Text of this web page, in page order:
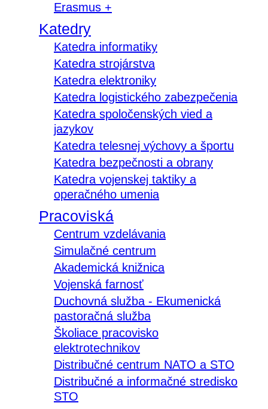
Erasmus +
Katedry
Katedra informatiky
Katedra strojárstva
Katedra elektroniky
Katedra logistického zabezpečenia
Katedra spoločenských vied a
jazykov
Katedra telesnej výchovy a športu
Katedra bezpečnosti a obrany
Katedra vojenskej taktiky a
operačného umenia
Pracoviská
Centrum vzdelávania
Simulačné centrum
Akademická knižnica
Vojenská farnosť
Duchovná služba - Ekumenická
pastoračná služba
Školiace pracovisko
elektrotechnikov
Distribučné centrum NATO a STO
Distribučné a informačné stredisko
STO